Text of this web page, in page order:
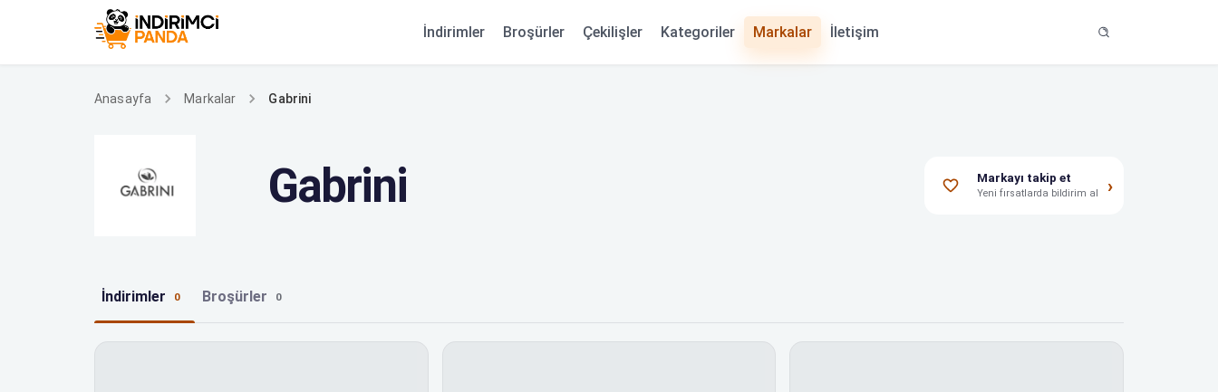
İndirimler Broşürler Çekilişler Kategoriler Markalar İletişim
Anasayfa Markalar Gabrini
Gabrini Markayı takip et
Yeni fırsatlarda bildirim al ›
İndirimler 0 Broşürler 0
Gabrini indirimleri